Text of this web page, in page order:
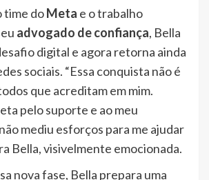
time doMeta e o trabalho
advogado de confiança, Bella
digital e agora retorna ainda
sociais. “Essa conquista não é
que acreditam em mim.
pelo suporte e ao meu
mediu esforços para me ajudar
Bella, visivelmente emocionada.
nova fase, Bella prepara uma